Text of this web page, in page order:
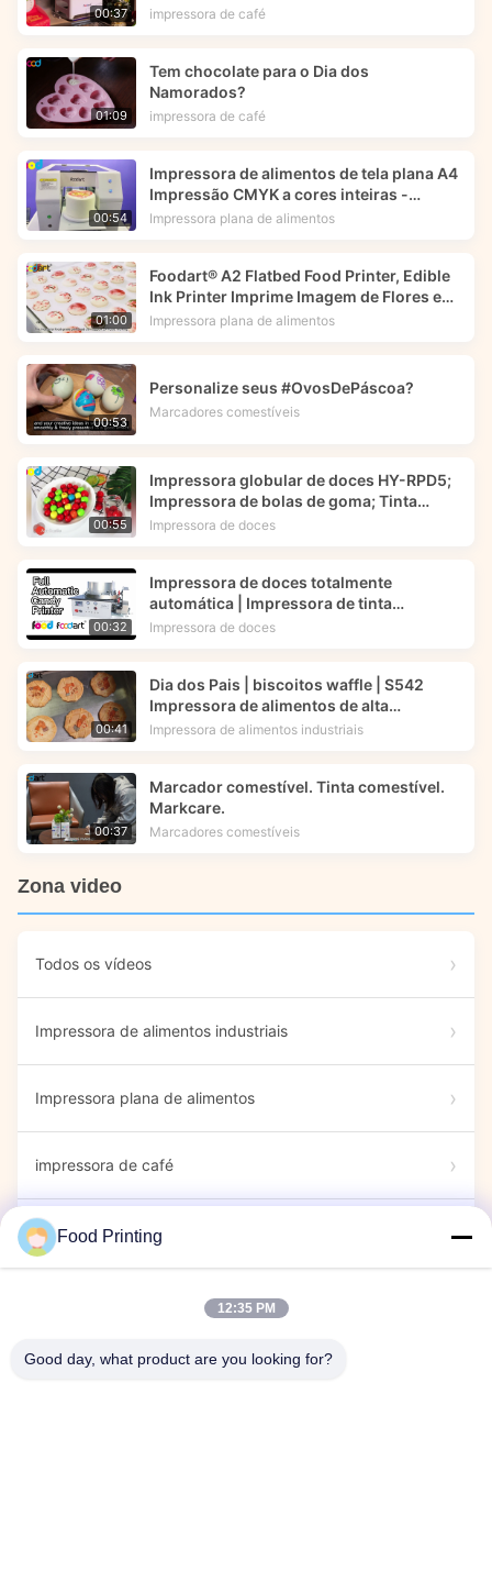
00:37 impressora de café
01:09
Tem chocolate para o Dia dos
Namorados?
impressora de café
00:54
Impressora de alimentos de tela plana A4
Impressão CMYK a cores inteiras -
Foodart®
Impressora plana de alimentos
01:00
Foodart® A2 Flatbed Food Printer, Edible
Ink Printer Imprime Imagem de Flores em
Macarrões.
Impressora plana de alimentos
00:53
Personalize seus #OvosDePáscoa?
Marcadores comestíveis
00:55
Impressora globular de doces HY-RPD5;
Impressora de bolas de goma; Tinta
comestível -- Foodart®
Impressora de doces
00:32
Impressora de doces totalmente
automática | Impressora de tinta
comestível | Foodart® da Foodprinttech
Impressora de doces
00:41
Dia dos Pais | biscoitos waffle | S542
Impressora de alimentos de alta
velocidade | Tecnologia de impressão
Impressora de alimentos industriais
00:37
Marcador comestível. Tinta comestível.
Markcare.
Marcadores comestíveis
Zona video
Todos os vídeos
Impressora de alimentos industriais
Impressora plana de alimentos
impressora de café
Marcadores comestíveis
impressora cápsula
Food Printing
12:35 PM
Good day, what product are you looking for?